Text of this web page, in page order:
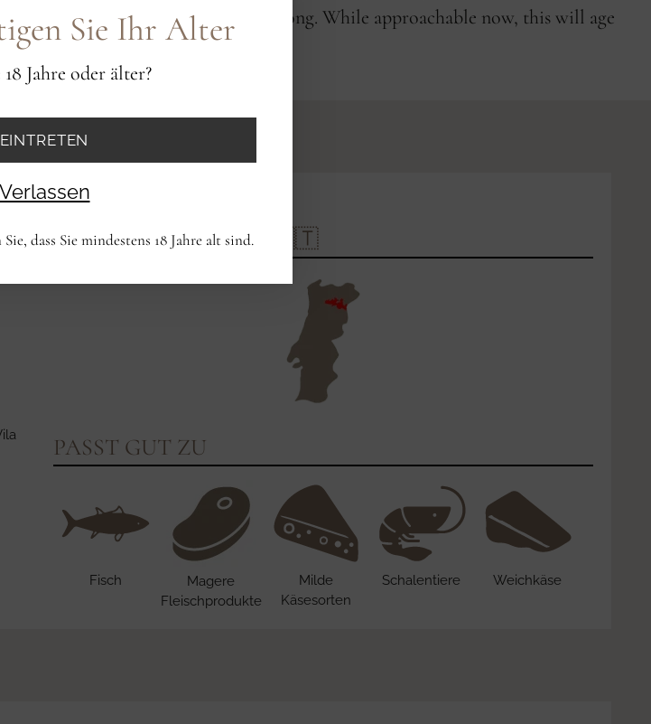
Sie Ihr Alter
Jahre oder älter?
EINTRETEN
Verlassen
dass Sie mindestens 18 Jahre alt sind.
and enigmatic, layered and long. While approachable now, this will age
on mica schist. Drink or hold.
DOURO, PORTUGAL 🇵🇹
PASST GUT ZU
Fisch
Magere
Fleischprodukte
Milde
Käsesorten
Schalentiere Weichkäse